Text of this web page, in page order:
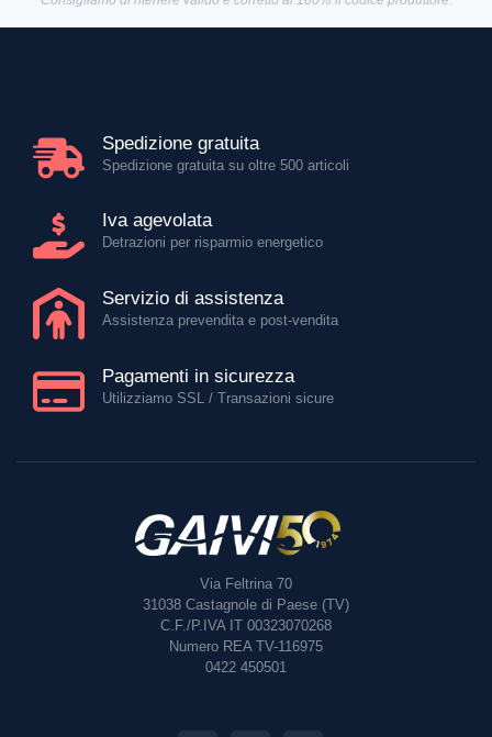
Spedizione gratuita
Spedizione gratuita su oltre 500 articoli
Iva agevolata
Detrazioni per risparmio energetico
Servizio di assistenza
Assistenza prevendita e post-vendita
Pagamenti in sicurezza
Utilizziamo SSL / Transazioni sicure
Via Feltrina 70
31038 Castagnole di Paese (TV)
C.F./P.IVA IT 00323070268
Numero REA TV-116975
0422 450501